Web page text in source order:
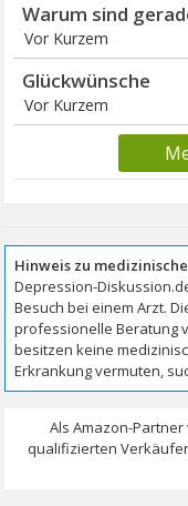
Warum sind
Vor Kurzem
Glückwünsche
Vor Kurzem